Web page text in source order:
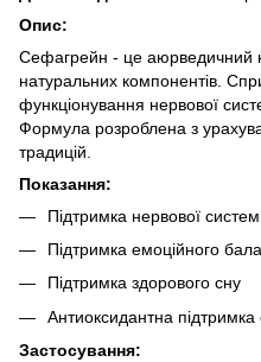
Опис:
Сефагрейн - це аюрведичний
натуральних компонентів.
функціонування нервової
Формула розроблена з
традицій.
Показання:
Підтримка нервової
Підтримка емоційного
Підтримка здорового сну
Антиоксидантна підтримка
Застосування: